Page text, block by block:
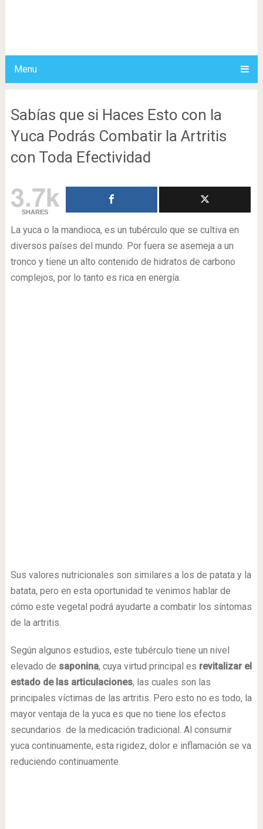
Menu
Sabías que si Haces Esto con la
Yuca Podrás Combatir la Artritis
con Toda Efectividad
3.7k
SHARES
La yuca o la mandioca, es un tubérculo que se cultiva en
diversos países del mundo. Por fuera se asemeja a un
tronco y tiene un alto contenido de hidratos de carbono
complejos, por lo tanto es rica en energía.
Sus valores nutricionales son similares a los de patata y la
batata, pero en esta oportunidad te venimos hablar de
cómo este vegetal podrá ayudarte a combatir los síntomas
de la artritis.
Según algunos estudios, este tubérculo tiene un nivel
elevado de saponina, cuya virtud principal es revitalizar el
estado de las articulaciones, las cuales son las
principales víctimas de las artritis. Pero esto no es todo, la
mayor ventaja de la yuca es que no tiene los efectos
secundarios de la medicación tradicional. Al consumir
yuca continuamente, esta rigidez, dolor e inflamación se va
reduciendo continuamente.